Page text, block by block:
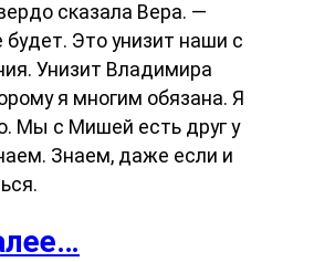
сказала Вера. —
будет. Это унизит наши с
Унизит Владимира
я многим обязана. Я
Мы с Мишей есть друг у
Знаем, даже если и